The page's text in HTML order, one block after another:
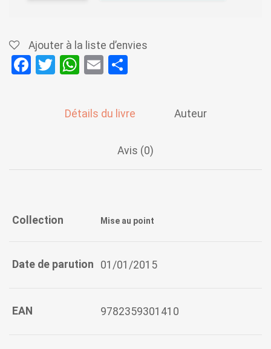
Ajouter à la liste d’envies
F
T
tt
er
W
at
s
E
ail
g
er
Détails du livre Auteur
Avis (0)
Collection Mise au point
Date de parution 01/01/2015
EAN 9782359301410